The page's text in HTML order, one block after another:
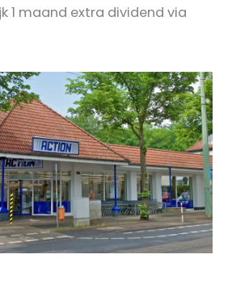
1 maand extra dividend via